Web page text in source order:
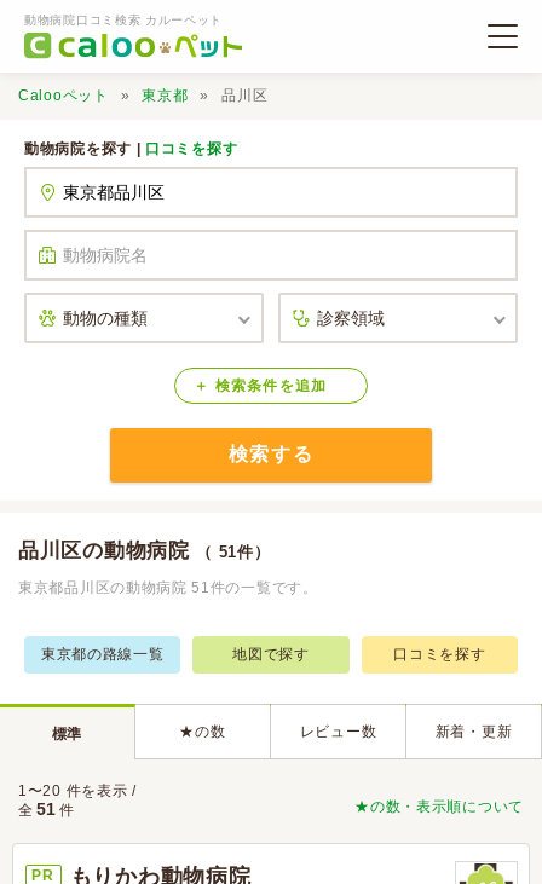
動物病院口コミ検索 カルーペット
口コミ検索
Calooペットとは？
Calooペット 東京都 品川区
動物病院を探す | 口コミを探す
検索条件 を追加
検索する
品川区の動物病院 （ 51件）
東京都品川区の動物病院 51件の一覧です。
東京都の路線一覧 地図で探す 口コミを探す
標準 ★の数 レビュー数 新着・更新
★の数・表示順について
1〜20 件を表示 /
全 51 件
PR もりかわ動物病院